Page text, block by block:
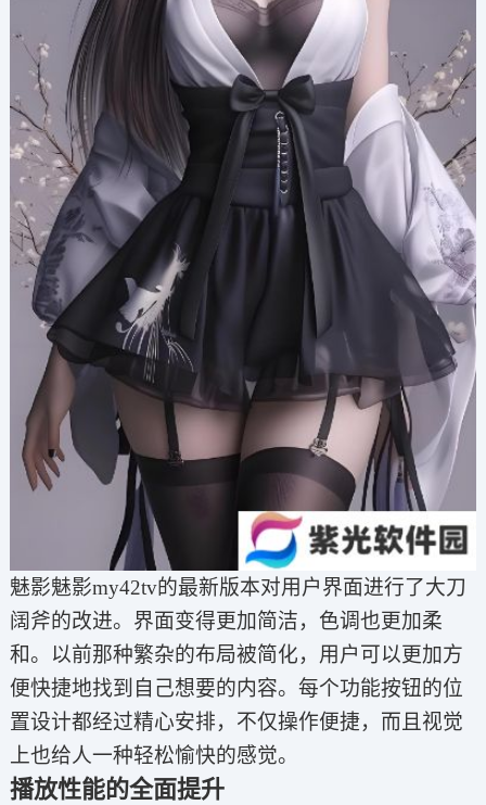
魅影魅影my42tv的最新版本对用户界面进行了大刀
阔斧的改进。界面变得更加简洁，色调也更加柔
和。以前那种繁杂的布局被简化，用户可以更加方
便快捷地找到自己想要的内容。每个功能按钮的位
置设计都经过精心安排，不仅操作便捷，而且视觉
上也给人一种轻松愉快的感觉。
播放性能的全面提升